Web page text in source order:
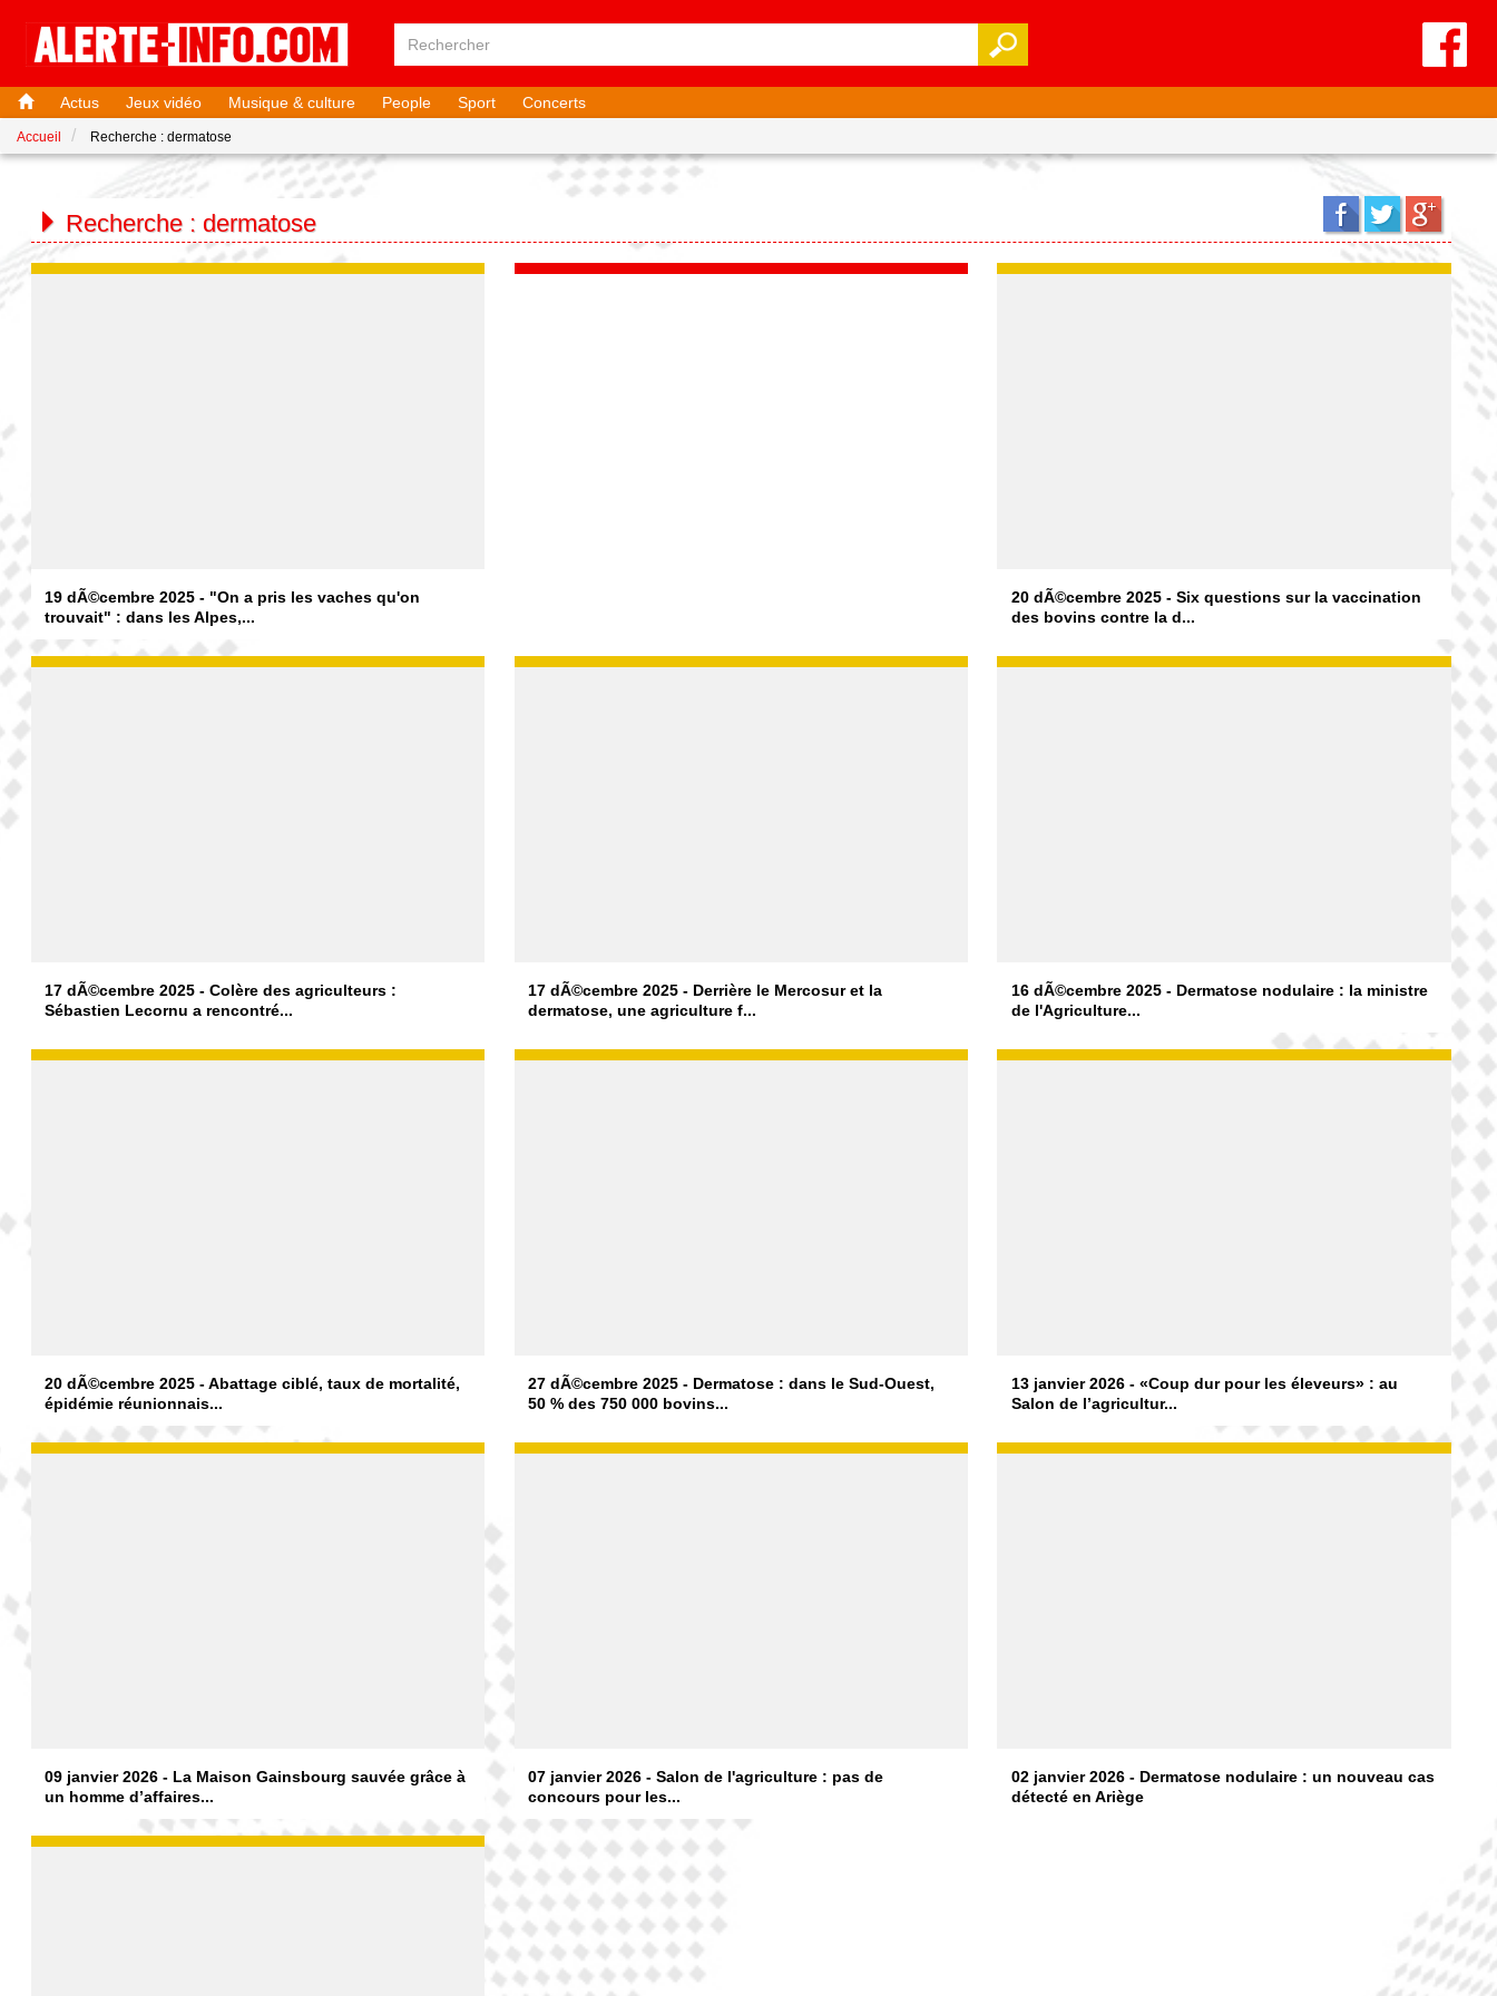
Actus Jeux vidéo Musique & culture People Sport Concerts
Accueil Recherche : dermatose
Recherche : dermatose
19 dÃ©cembre 2025 - "On a pris les vaches qu'on
trouvait" : dans les Alpes,...
20 dÃ©cembre 2025 - Six questions sur la vaccination
des bovins contre la d...
17 dÃ©cembre 2025 - Colère des agriculteurs :
Sébastien Lecornu a rencontré...
17 dÃ©cembre 2025 - Derrière le Mercosur et la
dermatose, une agriculture f...
16 dÃ©cembre 2025 - Dermatose nodulaire : la ministre
de l'Agriculture...
20 dÃ©cembre 2025 - Abattage ciblé, taux de mortalité,
épidémie réunionnais...
27 dÃ©cembre 2025 - Dermatose : dans le Sud-Ouest,
50 % des 750 000 bovins...
13 janvier 2026 - «Coup dur pour les éleveurs» : au
Salon de l’agricultur...
09 janvier 2026 - La Maison Gainsbourg sauvée grâce à
un homme d’affaires...
07 janvier 2026 - Salon de l'agriculture : pas de
concours pour les...
02 janvier 2026 - Dermatose nodulaire : un nouveau cas
détecté en Ariège